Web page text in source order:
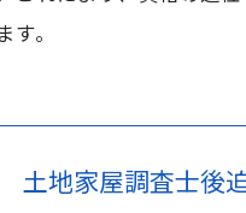
。
土地家屋調査士後